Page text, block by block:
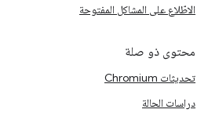
الاطّلاع على المشاكل المفتوحة
محتوى ذو صلة
تحديثات Chromium
دراسات الحالة